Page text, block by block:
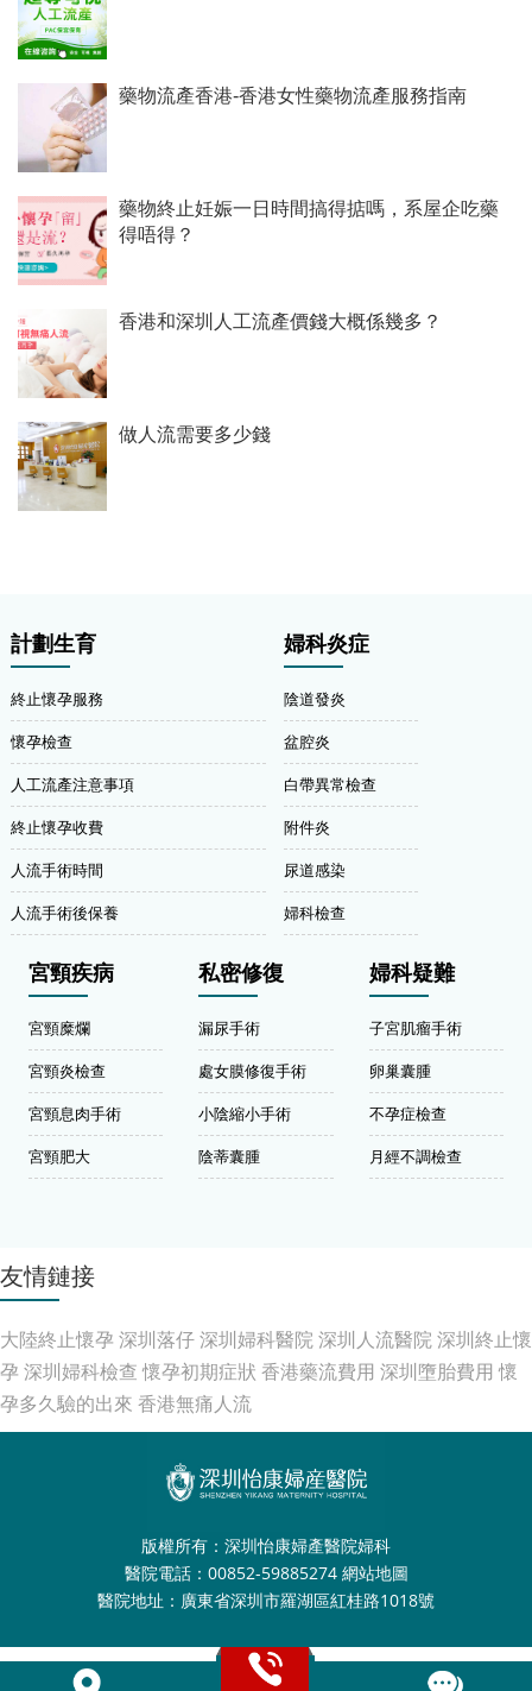
藥物流產香港-香港女性藥物流產服務指南
藥物終止妊娠一日時間搞得掂嗎，系屋企吃藥
得唔得？
香港和深圳人工流產價錢大概係幾多？
做人流需要多少錢
計劃生育
終止懷孕服務
懷孕檢查
人工流產注意事項
終止懷孕收費
人流手術時間
人流手術後保養
婦科炎症
陰道發炎
盆腔炎
白帶異常檢查
附件炎
尿道感染
婦科檢查
宮頸疾病
宮頸糜爛
宮頸炎檢查
宮頸息肉手術
宮頸肥大
私密修復
漏尿手術
處女膜修復手術
小陰縮小手術
陰蒂囊腫
婦科疑難
子宮肌瘤手術
卵巢囊腫
不孕症檢查
月經不調檢查
友情鏈接
大陸終止懷孕 深圳落仔深圳婦科醫院深圳人流醫院深圳終止懷
孕 深圳婦科檢查 懷孕初期症狀 香港藥流費用 深圳墮胎費用 懷
孕多久驗的出來 香港無痛人流
版權所有：深圳怡康婦產醫院婦科
醫院電話：00852-59885274 網站地圖
醫院地址：廣東省深圳市羅湖區紅桂路1018號